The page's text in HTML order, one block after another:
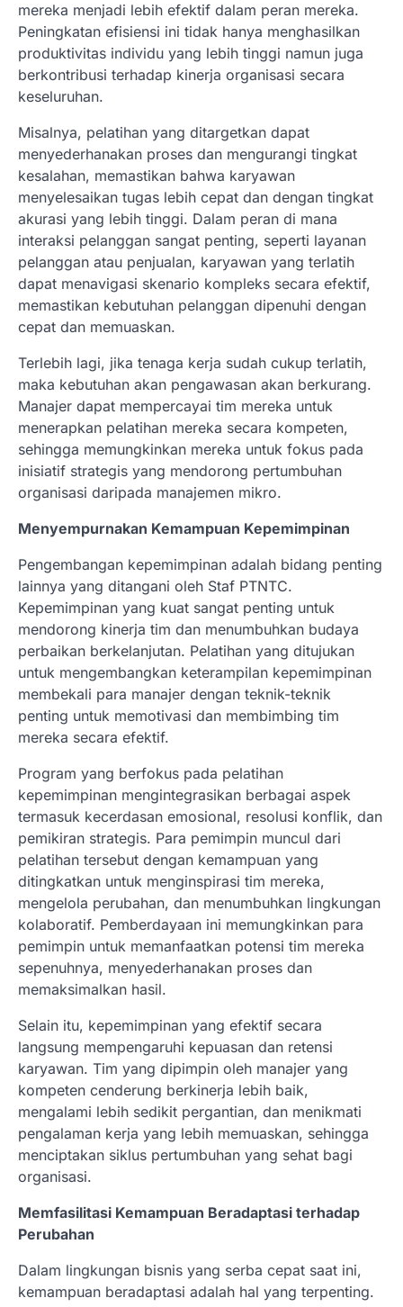
mereka menjadi lebih efektif dalam peran mereka.
Peningkatan efisiensi ini tidak hanya menghasilkan
produktivitas individu yang lebih tinggi namun juga
berkontribusi terhadap kinerja organisasi secara
keseluruhan.
Misalnya, pelatihan yang ditargetkan dapat
menyederhanakan proses dan mengurangi tingkat
kesalahan, memastikan bahwa karyawan
menyelesaikan tugas lebih cepat dan dengan tingkat
akurasi yang lebih tinggi. Dalam peran di mana
interaksi pelanggan sangat penting, seperti layanan
pelanggan atau penjualan, karyawan yang terlatih
dapat menavigasi skenario kompleks secara efektif,
memastikan kebutuhan pelanggan dipenuhi dengan
cepat dan memuaskan.
Terlebih lagi, jika tenaga kerja sudah cukup terlatih,
maka kebutuhan akan pengawasan akan berkurang.
Manajer dapat mempercayai tim mereka untuk
menerapkan pelatihan mereka secara kompeten,
sehingga memungkinkan mereka untuk fokus pada
inisiatif strategis yang mendorong pertumbuhan
organisasi daripada manajemen mikro.
Menyempurnakan Kemampuan Kepemimpinan
Pengembangan kepemimpinan adalah bidang penting
lainnya yang ditangani oleh Staf PTNTC.
Kepemimpinan yang kuat sangat penting untuk
mendorong kinerja tim dan menumbuhkan budaya
perbaikan berkelanjutan. Pelatihan yang ditujukan
untuk mengembangkan keterampilan kepemimpinan
membekali para manajer dengan teknik-teknik
penting untuk memotivasi dan membimbing tim
mereka secara efektif.
Program yang berfokus pada pelatihan
kepemimpinan mengintegrasikan berbagai aspek
termasuk kecerdasan emosional, resolusi konflik, dan
pemikiran strategis. Para pemimpin muncul dari
pelatihan tersebut dengan kemampuan yang
ditingkatkan untuk menginspirasi tim mereka,
mengelola perubahan, dan menumbuhkan lingkungan
kolaboratif. Pemberdayaan ini memungkinkan para
pemimpin untuk memanfaatkan potensi tim mereka
sepenuhnya, menyederhanakan proses dan
memaksimalkan hasil.
Selain itu, kepemimpinan yang efektif secara
langsung mempengaruhi kepuasan dan retensi
karyawan. Tim yang dipimpin oleh manajer yang
kompeten cenderung berkinerja lebih baik,
mengalami lebih sedikit pergantian, dan menikmati
pengalaman kerja yang lebih memuaskan, sehingga
menciptakan siklus pertumbuhan yang sehat bagi
organisasi.
Memfasilitasi Kemampuan Beradaptasi terhadap
Perubahan
Dalam lingkungan bisnis yang serba cepat saat ini,
kemampuan beradaptasi adalah hal yang terpenting.